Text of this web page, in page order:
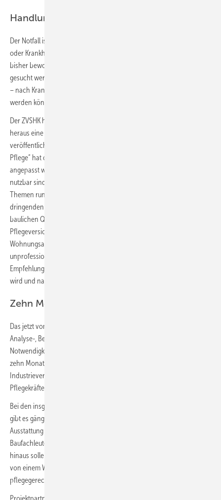
Handlungsbedarf ist offensichtlich
Der Notfall ist heute oft an der Tagesordnung. Bedingt durch Unfall
oder Krankheit lassen sich die vertrauten vier Wände nicht mehr wie
bisher bewohnen. Oft muss unter Zeitdruck nach einer Lösung
gesucht werden, damit das Zuhause – und insbesondere Bad und WC
– nach Krankenhausaufenthalt oder Reha-Maßnahme weiter genutzt
werden können.
Der ZVSHK hat aus der täglichen Praxis seiner Mitgliedsbetriebe
heraus eine Fülle von Fakten zusammengetragen. Schon die 2018
veröffentlichte Studie „Erfolgsfaktor Badezimmer für die ambulante
Pflege“ hat offenbart, dass Bäder, die über einen Pflegezuschuss
angepasst wurden, für die ambulante Pflege nicht hinreichend
nutzbar sind. Matthias Thiel, beim ZVSHK als Koordinator mit den
Themen rund um den demografischen Wandel vertraut, sieht
dringenden Handlungsbedarf: „Es mangelt gegenwärtig an einer
baulichen Qualitätssicherung, die gewährleistet, dass Leistungen der
Pflegeversicherung an Pflegebedürftige im Rahmen der
Wohnungsanpassung adäquat eingesetzt werden. Statt Stückwerk von
unprofessioneller Hand bedarf es zukünftig klarer baulicher
Empfehlungen, damit Fördergeld tatsächlich bestmöglich eingesetzt
wird und nachhaltig wirken kann.“
Zehn Monate Forschungszeit
Das jetzt vom ZVSHK initiierte Forschungsvorhaben wird sich in einer
Analyse-, Bewertungs- und Umsetzungsphase mit den
Notwendigkeiten im Pflegebad auseinandersetzen. Innerhalb von
zehn Monaten werden Experten-Workshops mit Handwerkern, mit
Industrievertretern, mit Architekten und Planern sowie mit
Pflegekräften und pflegenden Angehörigen durchgeführt.
Bei den insgesamt über 46 Millionen Bestandsbädern in Deutschland
gibt es gängige Grundrisse. Sie lassen sich in Bezug auf Umbau,
Ausstattung und Kosteneffizienz bewerten. Und zum Nutzen der
Baufachleute entstehen daraus Handlungsempfehlungen. Darüber
hinaus sollen sowohl das SHK-Fachhandwerk als auch Architekten
von einem Weiterbildungskonzept profitieren, um fachgerecht
pflegegerechte Bäder auszuführen.
Projektpartner sind das Sibis Institut für Sozial- und